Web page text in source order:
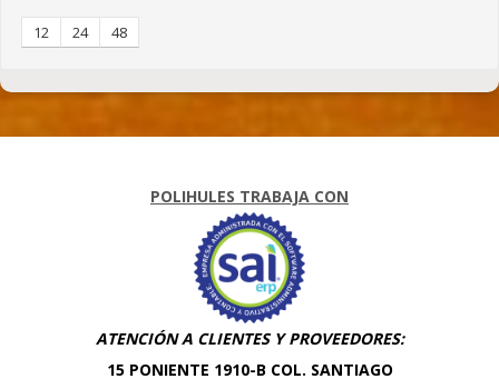
12 24 48
POLIHULES TRABAJA CON
ATENCIÓN A CLIENTES Y PROVEEDORES:
​15 PONIENTE 1910-B COL. SANTIAGO